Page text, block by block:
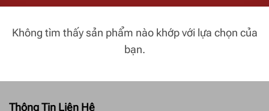
Không tìm thấy sản phẩm nào khớp với lựa chọn của
bạn.
Thông Tin Liên Hệ